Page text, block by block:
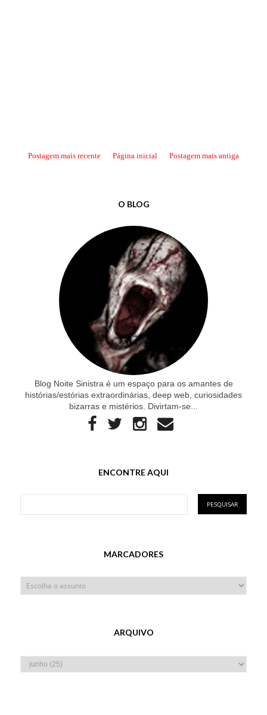
Postagem mais recente Postagem mais antiga
Página inicial
O BLOG
Blog Noite Sinistra é um espaço para os amantes de
histórias/estórias extraordinárias, deep web, curiosidades
bizarras e mistérios. Divirtam-se...
ENCONTRE AQUI
MARCADORES
ARQUIVO